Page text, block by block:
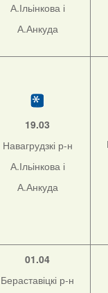
А.Ільінкова і
А.Анкуда
19.03
Навагрудзкі р-н
А.Ільінкова і
А.Анкуда
01.04
Бераставіцкі р-н